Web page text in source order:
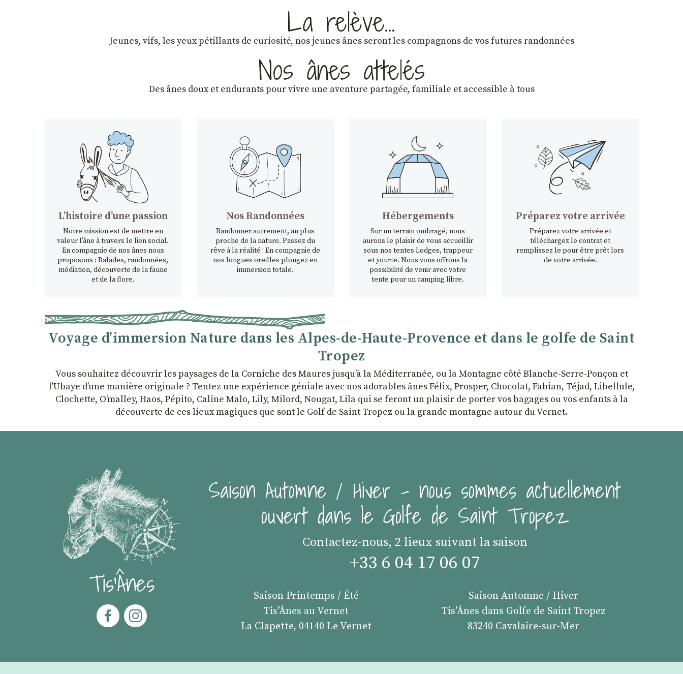
La relève…
Jeunes, vifs, les yeux pétillants de curiosité, nos jeunes ânes seront les compagnons de vos futures randonnées
Nos ânes attelés
Des ânes doux et endurantspour vivre une aventure partagée, familiale et accessible à tous
Lʼhistoire dʼune passion
Notre mission est de mettre en
valeur l’âne à travers le lien social.
En compagnie de nos ânes nous
proposons : Balades, randonnées,
médiation, découverte de la faune
et de la flore.
Nos Randonnées
Randonner autrement, au plus
proche de la nature. Passez du
rêve à la réalité ! En compagnie de
nos longues oreilles plongez en
immersion totale.
Hébergements
Sur un terrain ombragé, nous
aurons le plaisir de vous accueillir
sous nos tentes Lodges, trappeur
et yourte. Nous vous offrons la
possibilité de venir avec votre
tente pour un camping libre.
Préparez votre arrivée
Préparez votre arrivée et
téléchargez le contrat et
remplissez le pour être prêt lors
de votre arrivée.
Voyage d’immersion Nature dans les Alpes-de-Haute-Provence et dans le golfe de Saint
Tropez
Vous souhaitez découvrir les paysages de la Corniche des Maures jusqu’à la Méditerranée, ou la Montagne côté Blanche-Serre-Ponçon et
l'Ubaye dʼune manière originale ? Tentez une expérience géniale avec nos adorables ânes Félix, Prosper, Chocolat, Fabian, Téjad, Libellule,
Clochette, Oʼmalley, Haos, Pépito, Caline Malo, Lily, Milord, Nougat, Lila qui se feront un plaisir de porter vos bagages ou vos enfants à la
découverte de ces lieux magiques que sont le Golf de Saint Tropez ou la grande montagne autour du Vernet.
Tis'Ânes
Saison Automne / Hiver - nous sommes actuellement
ouvert dans le Golfe de Saint Tropez
Contactez-nous, 2 lieux suivant la saison
+33 6 04 17 06 07
Saison Printemps / Été
Tis’Ânes au Vernet
La Clapette, 04140 Le Vernet
Saison Automne / Hiver
Tis’Ânes dans Golfe de Saint Tropez
83240 Cavalaire-sur-Mer